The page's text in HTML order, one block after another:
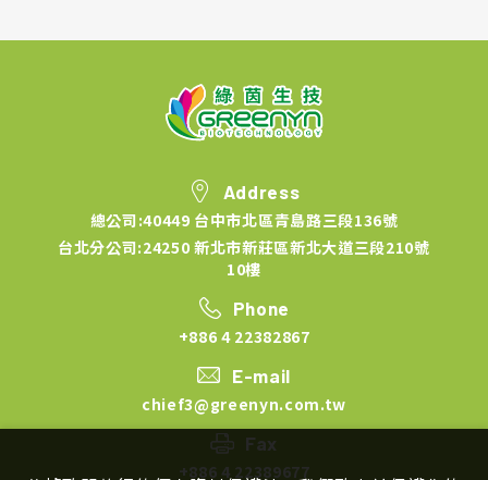
Address
總公司:40449 台中市北區青島路三段136號
台北分公司:24250 新北市新莊區新北大道三段210號
10樓
Phone
+886 4 22382867
E-mail
chief3@greenyn.com.tw
Fax
+886 4 22389677